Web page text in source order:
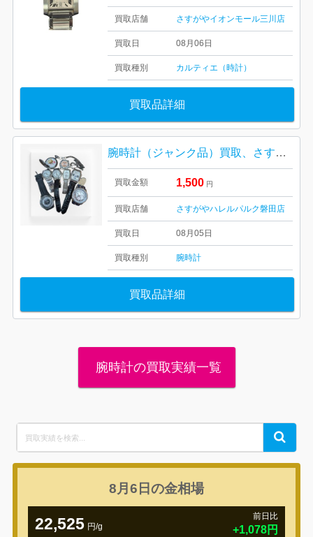
買取店舗 さすがやイオンモール三川店
買取日 08月06日
買取種別 カルティエ（時計）
買取品詳細
腕時計（ジャンク品）買取、さすがやハレルパルク磐田店
買取金額 1,500 円
買取店舗 さすがやハレルパルク磐田店
買取日 08月05日
買取種別 腕時計
買取品詳細
腕時計の買取実績一覧
for:
Search
8月6日の金相場
22,525 円/g
前日比
+1,078円